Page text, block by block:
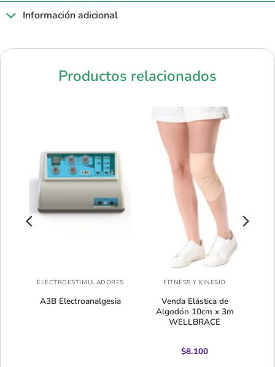
Información adicional
Productos relacionados
ELECTROESTIMULADORES
A3B Electroanalgesia
FITNESS Y KINESIO
Venda Elástica de
Algodón 10cm x 3m
WELLBRACE
$8.100